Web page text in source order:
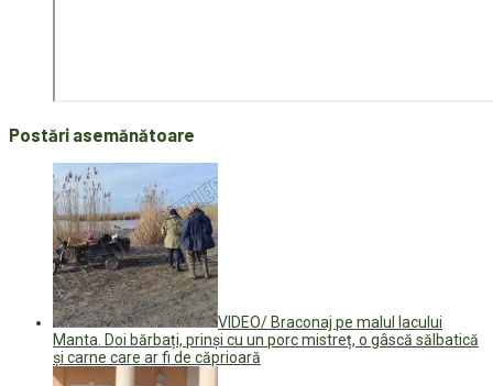
Postări asemănătoare
VIDEO/ Braconaj pe malul lacului
Manta. Doi bărbați, prinși cu un porc mistreț, o gâscă sălbatică
și carne care ar fi de căprioară